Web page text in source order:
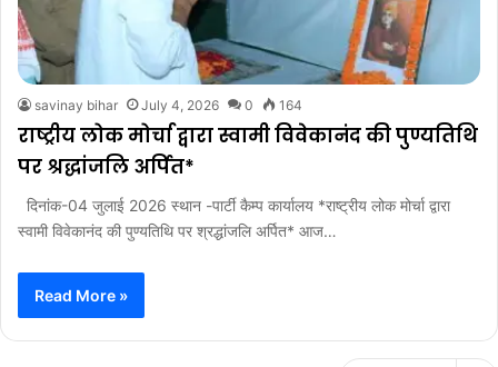
savinay bihar July 4, 2026 0 164
राष्ट्रीय लोक मोर्चा द्वारा स्वामी विवेकानंद की पुण्यतिथि
पर श्रद्धांजलि अर्पित*
दिनांक-04 जुलाई 2026 स्थान -पार्टी कैम्प कार्यालय *राष्ट्रीय लोक मोर्चा द्वारा
स्वामी विवेकानंद की पुण्यतिथि पर श्रद्धांजलि अर्पित* आज…
Read More »